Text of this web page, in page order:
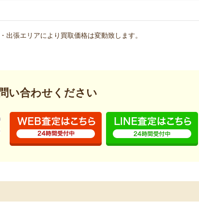
出張エリアにより買取価格は変動致します。
い合わせください